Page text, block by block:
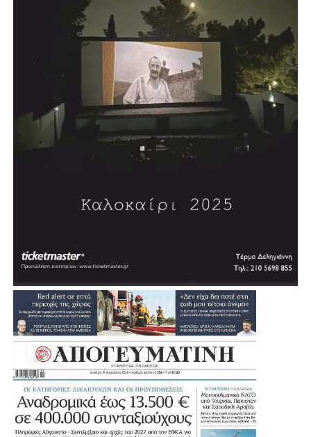
Σύμφωνα με τον σχεδιασμό, η διαδικασία δημοπράτησης
αναμένεται να ξεκινήσει μέσα στη χρονιά, με τον δήμαρχο
πόλη θα διαθέτει ένα σύγχρονο κλειστό κολυμβητήριο.
«Θέλουμε πολύ να το υποστηρίξουμε αυτό και να
δώσουμε μία διέξοδο», σημείωσε, εξηγώντας ότι σήμερα
πολλοί κάτοικοι και παιδιά της Αγίας Βαρβάρας
αναγκάζονται να χρησιμοποιούν κολυμβητήρια γειτονικών
Δήμων.
Μια παρέμβαση που έρχεται να ενισχύσει ακόμη
περισσότερο τις αθλητικές υποδομές της Αγίας Βαρβάρας
και να δώσει νέες δυνατότητες άθλησης στα παιδιά, στους
συλλόγους και συνολικά στους κατοίκους της πόλης.